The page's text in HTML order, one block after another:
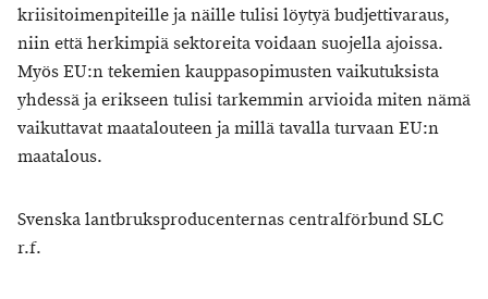
kriisitoimenpiteille ja näille tulisi löytyä budjettivaraus,
niin että herkimpiä sektoreita voidaan suojella ajoissa.
Myös EU:n tekemien kauppasopimusten vaikutuksista
yhdessä ja erikseen tulisi tarkemmin arvioida miten nämä
vaikuttavat maatalouteen ja millä tavalla turvaan EU:n
maatalous.
Svenska lantbruksproducenternas centralförbund SLC
r.f.